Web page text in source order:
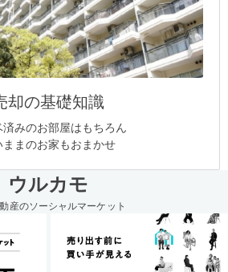
却の基礎知識
済みのお部屋はもちろん
ままのお家もおまかせ
ウルカモ
産のソーシャルマーケット